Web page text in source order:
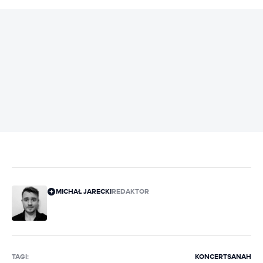
MICHAŁ JARECKIREDAKTOR
TAGI: KONCERTSANAH